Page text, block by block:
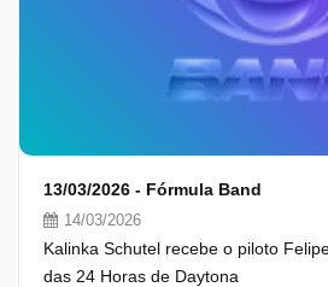
13/03/2026 - Fórmula Band
14/03/2026
Kalinka Schutel recebe o piloto
das 24 Horas de Daytona